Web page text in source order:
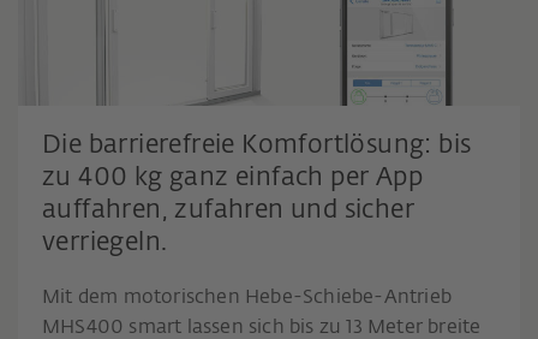
Die barrierefreie Komfortlösung: bis
zu 400 kg ganz einfach per App
auffahren, zufahren und sicher
verriegeln.
Mit dem motorischen Hebe-Schiebe-Antrieb
MHS400 smart lassen sich bis zu 13 Meter breite